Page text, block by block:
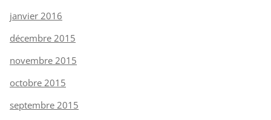
janvier 2016
décembre 2015
novembre 2015
octobre 2015
septembre 2015